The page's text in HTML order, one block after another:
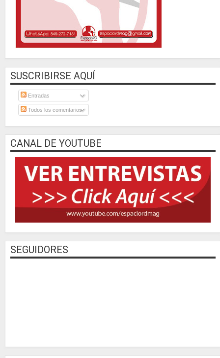
SUSCRIBIRSE AQUÍ
Entradas
Todos los comentarios
CANAL DE YOUTUBE
SEGUIDORES